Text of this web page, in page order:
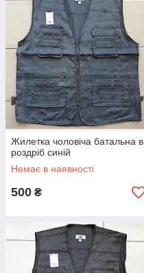
Жилетка чоловіча батальна в
роздріб синій
Немає в наявності
500 ₴